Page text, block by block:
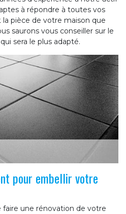
à répondre à toutes vos
pièce de votre maison que
saurons vous conseiller sur le
sera le plus adapté.
pour embellir votre
faire une rénovation de votre